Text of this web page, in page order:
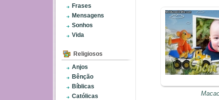
Frases
Mensagens
Sonhos
Vida
Religiosos
Anjos
Bênção
Bíblicas
Católicas